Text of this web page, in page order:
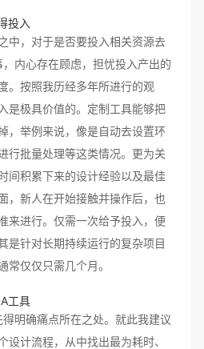
投入
中，对于是否要投入相关资源去
内心存在顾虑，担忧投入产出的
。按照我历经多年所进行的观
是极具价值的。定制工具能够把
，举例来说，像是自动去设置环
行批量处理等这类情况。更为关
间积累下来的设计经验以及最佳
，新人在开始接触并操作后，也
来进行。仅需一次给予投入，便
是针对长期持续运行的复杂项目
常仅仅只需几个月。
工具
明确痛点所在之处。就此我建议
设计流程，从中找出最为耗时、